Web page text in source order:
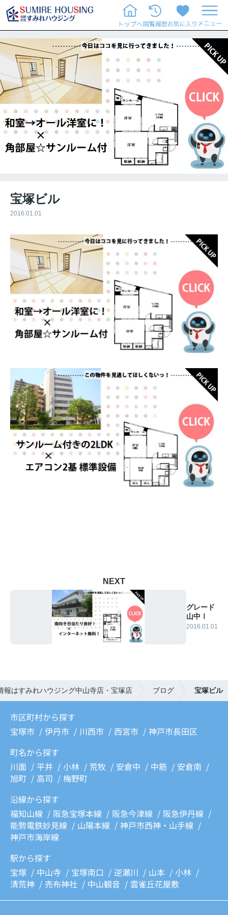
宝塚ビル
2016.01.01
NEXT
グレード
山中Ⅰ
2016.01.01
報はすみれハウジング中山寺店・宝塚店 ブログ 宝塚ビル
市区町村から探す
宝塚市
伊丹市 川西市 西宮市
神戸市長田区
町名から探す
川面
平井 小林 荒牧 安倉中 中筋
安倉南
旭町
高司
梅野町
沿線から探す
福知山線
阪急宝塚本線 阪急今津線
阪急伊丹線
能勢電鉄妙見線
山陽本線
神戸市西神・山手線
神戸市海岸線
駅から探す
宝塚
中山寺 宝塚南口 逆瀬川 山本
小林
清荒神
売布神社 中山観音 雲雀丘花屋敷